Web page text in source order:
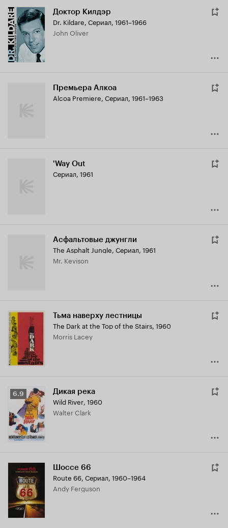
Доктор Килдэр
Dr. Kildare, Сериал, 1961–1966
John Oliver
Премьера Алкоа
Alcoa Premiere, Сериал, 1961–1963
'Way Out
Сериал, 1961
Асфальтовые джунгли
The Asphalt Jungle, Сериал, 1961
Mr. Kevison
Тьма наверху лестницы
The Dark at the Top of the Stairs, 1960
Morris Lacey
Рейтинг
Кинопоиска
6.9
6.9 Дикая река
Wild River, 1960
Walter Clark
Шоссе 66
Route 66, Сериал, 1960–1964
Andy Ferguson